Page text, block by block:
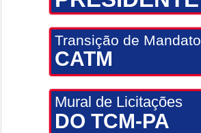
Transição de Mandato
CATM
Mural de Licitações
DO TCM-PA